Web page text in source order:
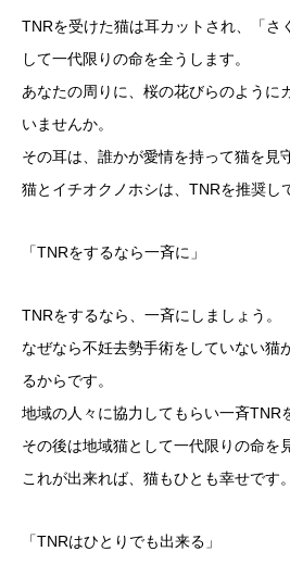
TNRを受けた猫は耳カットされ、「さ
して一代限りの命を全うします。
あなたの周りに、桜の花びらのように
いませんか。
その耳は、誰かが愛情を持って猫を見
猫とイチオクノホシは、TNRを推奨し
「TNRをするなら一斉に」
TNRをするなら、一斉にしましょう。
なぜなら不妊去勢手術をしていない猫
るからです。
地域の人々に協力してもらい一斉TNR
その後は地域猫として一代限りの命を
これが出来れば、猫もひとも幸せです。
「TNRはひとりでも出来る」